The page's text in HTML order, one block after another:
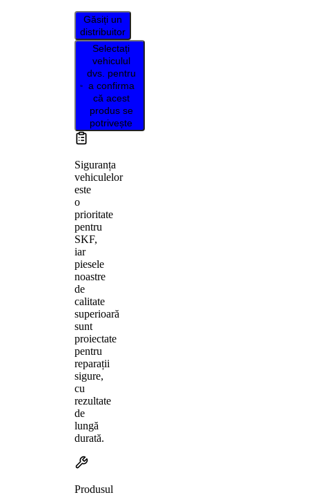
Găsiți un
distribuitor
Selectați
vehiculul
dvs. pentru
a confirma
că acest
produs se
potrivește
Siguranța
vehiculelor
este
o
prioritate
pentru
SKF,
iar
piesele
noastre
de
calitate
superioară
sunt
proiectate
pentru
reparații
sigure,
cu
rezultate
de
lungă
durată.
Produsul